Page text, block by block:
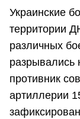
Украинские
территории
различных
разрывались
противник
артиллерии